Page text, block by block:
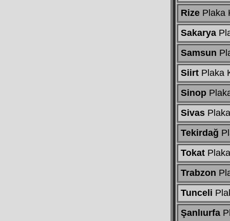
Rize Plaka
Sakarya
Samsun
Siirt Plaka
Sinop
Sivas
Tekirdağ
Tokat
Trabzon
Tunceli
Şanlıurfa